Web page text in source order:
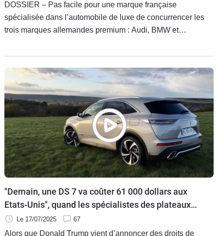
DOSSIER – Pas facile pour une marque française
spécialisée dans l’automobile de luxe de concurrencer les
trois marques allemandes premium : Audi, BMW et
puisque ses ventes sont toujours limitées. Avec le futur SUV
DS N°7, la marque française espère bien voir enfin ses
ventes décoller.
"Demain, une DS 7 va coûter 61 000 dollars aux
Etats-Unis", quand les spécialistes des plateaux
s'emmêlent un peu les pinceaux
Le 17/07/2025 67
Alors que Donald Trump vient d’annoncer des droits de